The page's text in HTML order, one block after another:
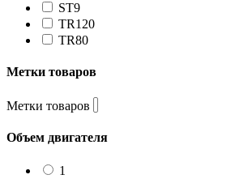
ST9
TR120
TR80
Метки товаров
Метки товаров
Объем двигателя
1